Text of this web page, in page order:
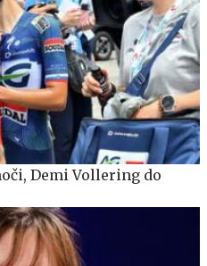
Demi Vollering do